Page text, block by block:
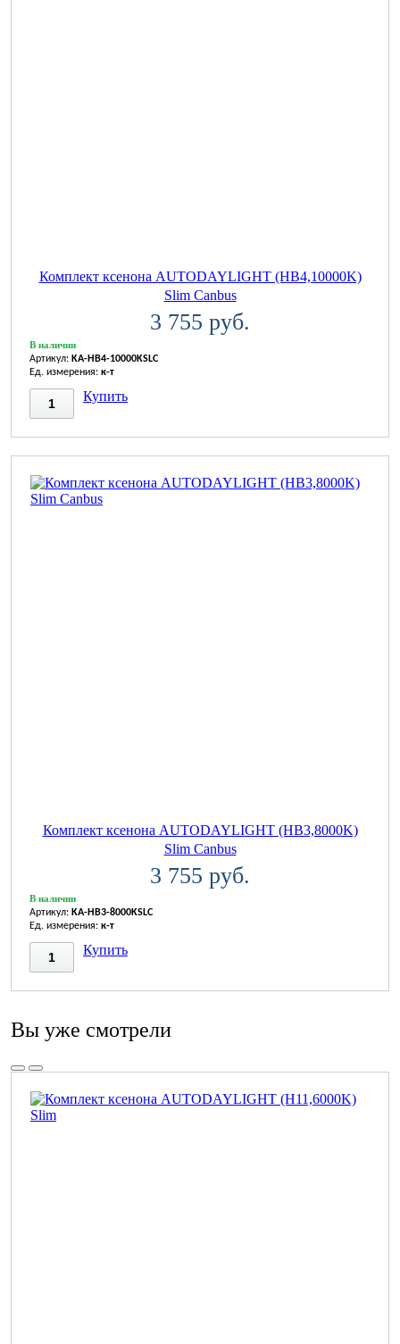
Комплект ксенона AUTODAYLIGHT (HB4,10000K)
Slim Canbus
3 755 руб.
В наличии
Артикул: KA-HB4-10000KSLC
Ед. измерения: к-т
Купить
Комплект ксенона AUTODAYLIGHT (HB3,8000K)
Slim Canbus
3 755 руб.
В наличии
Артикул: KA-HB3-8000KSLC
Ед. измерения: к-т
Купить
Вы уже смотрели